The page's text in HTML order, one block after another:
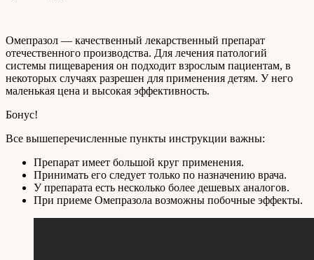
Омепразол — качественный лекарственный препарат
отечественного производства. Для лечения патологий
системы пищеварения он подходит взрослым пациентам, в
некоторых случаях разрешен для применения детям. У него
маленькая цена и высокая эффективность.
Бонус!
Все вышеперечисленные пункты инструкции важны:
Препарат имеет большой круг применения.
Принимать его следует только по назначению врача.
У препарата есть несколько более дешевых аналогов.
При приеме Омепразола возможны побочные эффекты.